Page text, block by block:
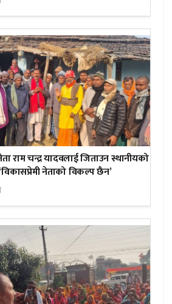
राम चन्द्र यादवलाई जिताउन स्थानीयको
नेताको विकल्प छैन’